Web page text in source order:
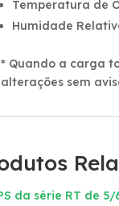
Temperatura de
Humidade
* Quando a carga
alterações sem